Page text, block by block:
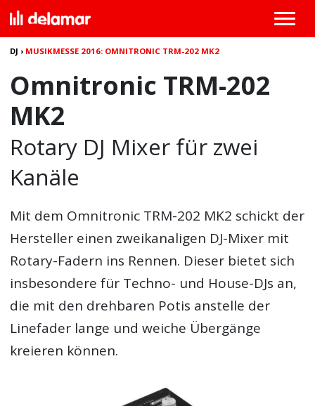
DJ › MUSIKMESSE 2016: OMNITRONIC TRM-202 MK2
Omnitronic TRM-202
MK2
Rotary DJ Mixer für zwei
Kanäle
Mit dem Omnitronic TRM-202 MK2 schickt der
Hersteller einen zweikanaligen DJ-Mixer mit
Rotary-Fadern ins Rennen. Dieser bietet sich
insbesondere für Techno- und House-DJs an,
die mit den drehbaren Potis anstelle der
Linefader lange und weiche Übergänge
kreieren können.